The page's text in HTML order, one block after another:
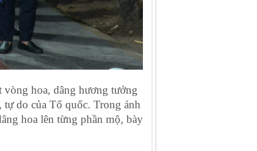
vòng hoa, dâng hương tưởng
do của Tổ quốc. Trong ánh
hoa lên từng phần mộ, bày